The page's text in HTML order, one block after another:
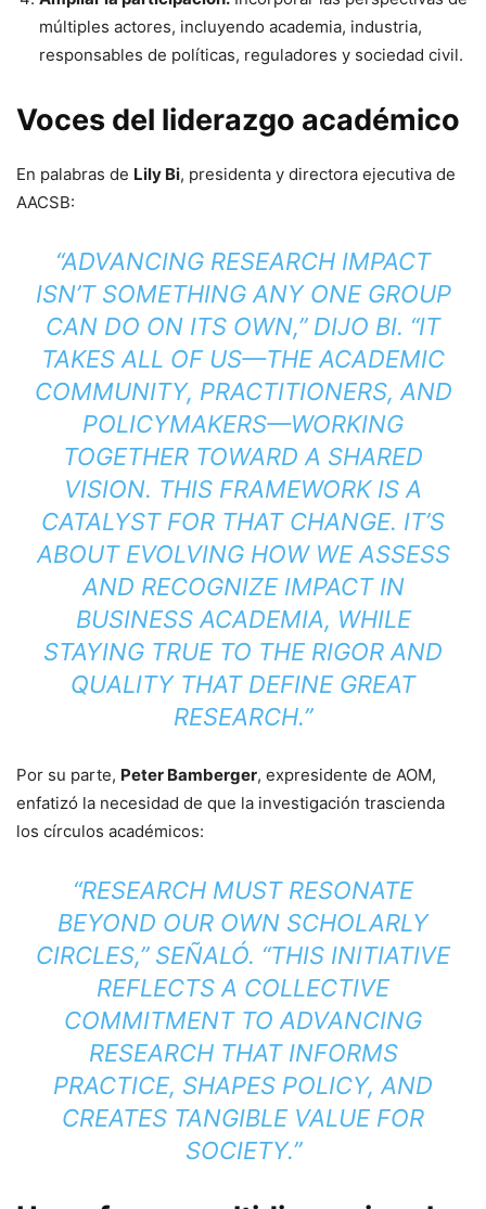
múltiples actores, incluyendo academia, industria,
responsables de políticas, reguladores y sociedad civil.
Voces del liderazgo académico
En palabras de Lily Bi, presidenta y directora ejecutiva de
AACSB:
“ADVANCING RESEARCH IMPACT
ISN’T SOMETHING ANY ONE GROUP
CAN DO ON ITS OWN,” DIJO BI. “IT
TAKES ALL OF US—THE ACADEMIC
COMMUNITY, PRACTITIONERS, AND
POLICYMAKERS—WORKING
TOGETHER TOWARD A SHARED
VISION. THIS FRAMEWORK IS A
CATALYST FOR THAT CHANGE. IT’S
ABOUT EVOLVING HOW WE ASSESS
AND RECOGNIZE IMPACT IN
BUSINESS ACADEMIA, WHILE
STAYING TRUE TO THE RIGOR AND
QUALITY THAT DEFINE GREAT
RESEARCH.”
Por su parte, Peter Bamberger, expresidente de AOM,
enfatizó la necesidad de que la investigación trascienda
los círculos académicos:
“RESEARCH MUST RESONATE
BEYOND OUR OWN SCHOLARLY
CIRCLES,” SEÑALÓ. “THIS INITIATIVE
REFLECTS A COLLECTIVE
COMMITMENT TO ADVANCING
RESEARCH THAT INFORMS
PRACTICE, SHAPES POLICY, AND
CREATES TANGIBLE VALUE FOR
SOCIETY.”